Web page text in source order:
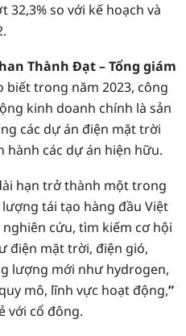
32,3% so với kế hoạch và
Thành Đạt – Tổng giám
biết trong năm 2023, công
kinh doanh chính là sản
các dự án điện mặt trời
hành các dự án hiện hữu.
hạn trở thành một trong
tái tạo hàng đầu Việt
cứu, tìm kiếm cơ hội
điện mặt trời, điện gió,
lượng mới như hydrogen,
mô, lĩnh vực hoạt động,”
với cổ đông.